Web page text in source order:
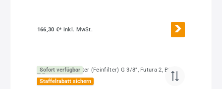
166,30 €* inkl. MwSt.
Sofort verfügbar
Staffelrabatt sichern